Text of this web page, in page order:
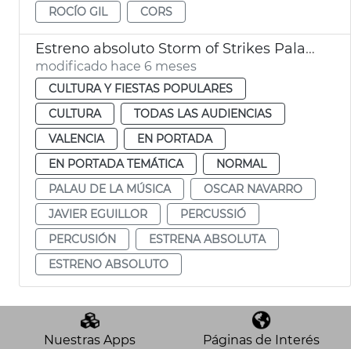
ROCÍO GIL
CORS
Estreno absoluto Storm of Strikes Palau de la Música de València
modificado hace 6 meses
CULTURA Y FIESTAS POPULARES
CULTURA
TODAS LAS AUDIENCIAS
VALENCIA
EN PORTADA
EN PORTADA TEMÁTICA
NORMAL
PALAU DE LA MÚSICA
OSCAR NAVARRO
JAVIER EGUILLOR
PERCUSSIÓ
PERCUSIÓN
ESTRENA ABSOLUTA
ESTRENO ABSOLUTO
Nuestras Apps Páginas de Interés